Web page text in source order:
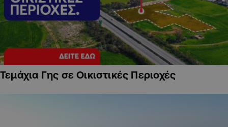
Τεμάχια Γης σε Οικιστικές Περιοχές